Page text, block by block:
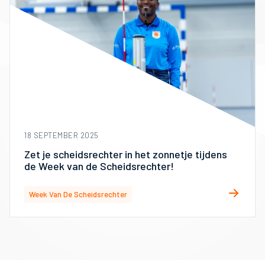
18 SEPTEMBER 2025
Zet je scheidsrechter in het zonnetje tijdens
de Week van de Scheidsrechter!
Week Van De Scheidsrechter